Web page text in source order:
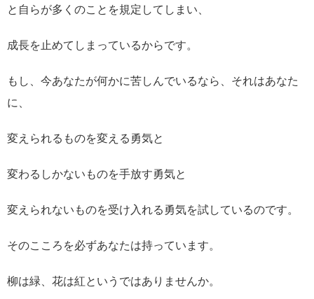
と自らが多くのことを規定してしまい、
成長を止めてしまっているからです。
もし、今あなたが何かに苦しんでいるなら、それはあなた
に、
変えられるものを変える勇気と
変わるしかないものを手放す勇気と
変えられないものを受け入れる勇気を試しているのです。
そのこころを必ずあなたは持っています。
柳は緑、花は紅というではありませんか。